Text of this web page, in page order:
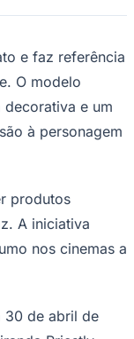
e faz referência
decorativa e um
à personagem
produtos
nos cinemas a
de abril de
enquanto